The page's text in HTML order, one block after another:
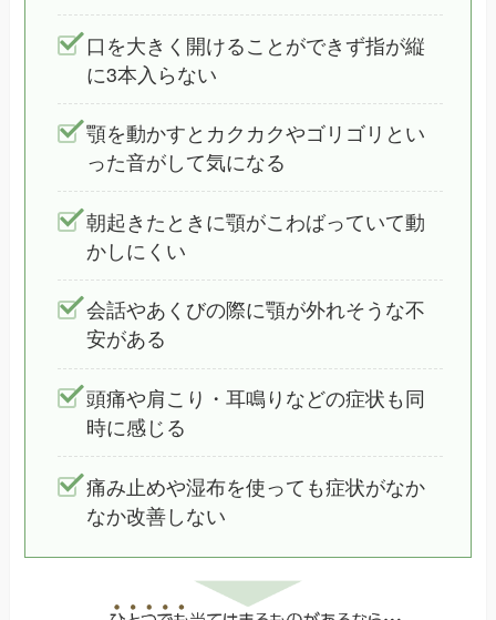
口を大きく開けることができず指が縦
に3本入らない
顎を動かすとカクカクやゴリゴリとい
った音がして気になる
朝起きたときに顎がこわばっていて動
かしにくい
会話やあくびの際に顎が外れそうな不
安がある
頭痛や肩こり・耳鳴りなどの症状も同
時に感じる
痛み止めや湿布を使っても症状がなか
なか改善しない